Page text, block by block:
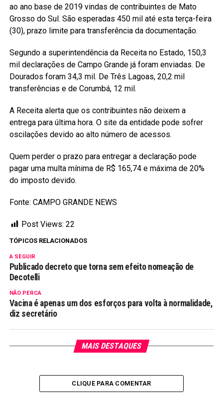
ao ano base de 2019 vindas de contribuintes de Mato
Grosso do Sul. São esperadas 450 mil até esta terça-feira
(30), prazo limite para transferência da documentação.
Segundo a superintendência da Receita no Estado, 150,3
mil declarações de Campo Grande já foram enviadas. De
Dourados foram 34,3 mil. De Três Lagoas, 20,2 mil
transferências e de Corumbá, 12 mil.
A Receita alerta que os contribuintes não deixem a
entrega para última hora. O site da entidade pode sofrer
oscilações devido ao alto número de acessos.
Quem perder o prazo para entregar a declaração pode
pagar uma multa mínima de R$ 165,74 e máxima de 20%
do imposto devido.
Fonte: CAMPO GRANDE NEWS
Post Views: 22
TÓPICOS RELACIONADOS
A SEGUIR
Publicado decreto que torna sem efeito nomeação de
Decotelli
NÃO PERCA
Vacina é apenas um dos esforços para volta à normalidade,
diz secretário
MAIS DESTAQUES
CLIQUE PARA COMENTAR